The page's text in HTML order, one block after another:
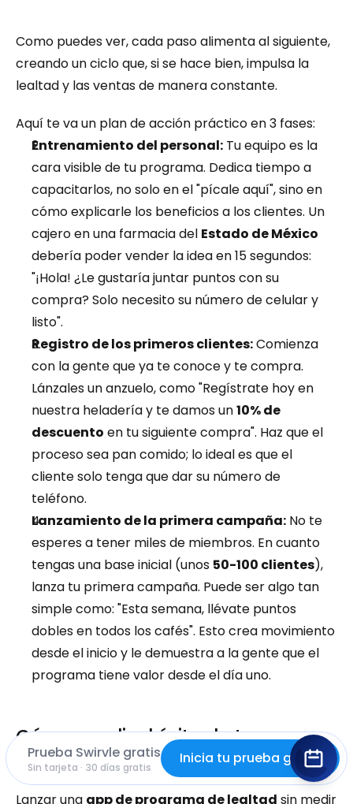
Como puedes ver, cada paso alimenta al siguiente,
creando un ciclo que, si se hace bien, impulsa la
lealtad y las ventas de manera constante.
Aquí te va un plan de acción práctico en 3 fases:
Entrenamiento del personal: Tu equipo es la
cara visible de tu programa. Dedica tiempo a
capacitarlos, no solo en el "pícale aquí", sino en
cómo explicarle los beneficios a los clientes. Un
cajero en una farmacia del Estado de México
debería poder vender la idea en 15 segundos:
"¡Hola! ¿Le gustaría juntar puntos con su
compra? Solo necesito su número de celular y
listo".
Registro de los primeros clientes: Comienza
con la gente que ya te conoce y te compra.
Lánzales un anzuelo, como "Regístrate hoy en
nuestra heladería y te damos un 10% de
descuento en tu siguiente compra". Haz que el
proceso sea pan comido; lo ideal es que el
cliente solo tenga que dar su número de
teléfono.
Lanzamiento de la primera campaña: No te
esperes a tener miles de miembros. En cuanto
tengas una base inicial (unos 50-100 clientes),
lanza tu primera campaña. Puede ser algo tan
simple como: "Esta semana, llévate puntos
dobles en todos los cafés". Esto crea movimiento
desde el inicio y le demuestra a la gente que el
programa tiene valor desde el día uno.
Cómo medir el éxito de tu
programa de lealtad
Lanzar una app de programa de lealtad sin medir
Prueba Swirvle gratis
Sin tarjeta · 30 días gratis
Inicia tu prueba gratis